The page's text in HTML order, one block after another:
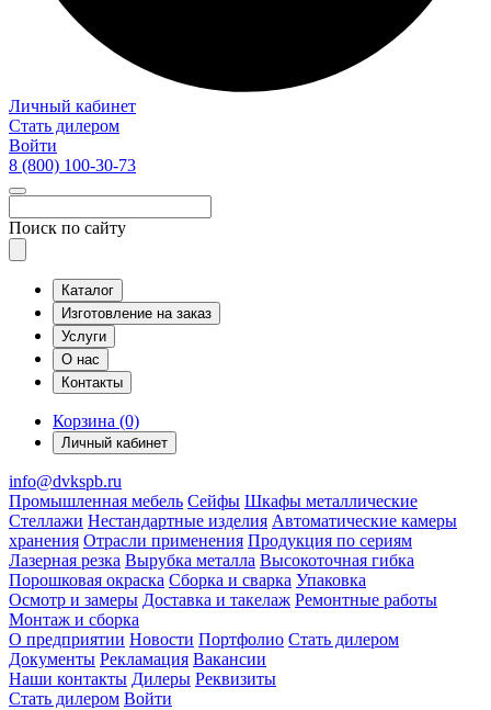
Личный кабинет
Стать дилером
Войти
8 (800) 100-30-73
Поиск по сайту
Каталог
Изготовление на заказ
Услуги
О нас
Контакты
Корзина (0)
Личный кабинет
info@dvkspb.ru
Промышленная мебель Сейфы Шкафы металлические
Стеллажи Нестандартные изделия Автоматические камеры
хранения Отрасли применения Продукция по сериям
Лазерная резка Вырубка металла Высокоточная гибка
Порошковая окраска Сборка и сварка Упаковка
Осмотр и замеры Доставка и такелаж Ремонтные работы
Монтаж и сборка
О предприятии Новости Портфолио Стать дилером
Документы Рекламация Вакансии
Наши контакты Дилеры Реквизиты
Стать дилером Войти